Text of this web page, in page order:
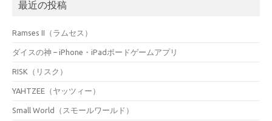
最近の投稿
Ramses II（ラムセス）
ダイスの神 – iPhone・iPadボードゲームアプリ
RISK（リスク）
YAHTZEE（ヤッツィー）
Small World（スモールワールド）